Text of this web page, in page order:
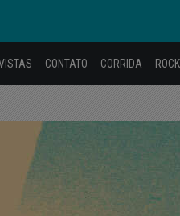
CONTATO CORRIDA